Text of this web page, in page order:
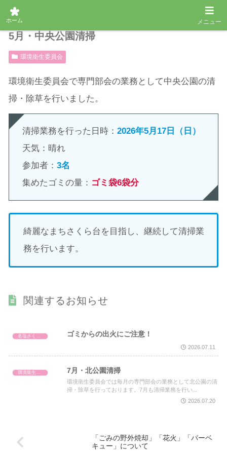
5月・中央公園清掃
環境衛生委員会
環境衛生委員会で専門部会の業務として中央公園の清
掃・除草を行いました。
清掃業務を行った日時： 2026年5月17日（日）
天気：晴れ
参加者： 3名
集めたゴミの量： ゴミ袋6袋分
綺麗なまちさくら台を目指し、継続して清掃業
務を行います。
関連するお知らせ
名塩さくら台自治会 ゴミからの出火にご注意！
2026.07.11
環境衛生委員会 7月・北公園清掃
環境衛生委員会では毎月の専門部会の業務として北公園の清
掃・除草を行っております。7月も清掃業務を行い...
2026.07.20
「ごみの野外焼却」「花火」「バーベ
キュー」について
ホーム メニュー